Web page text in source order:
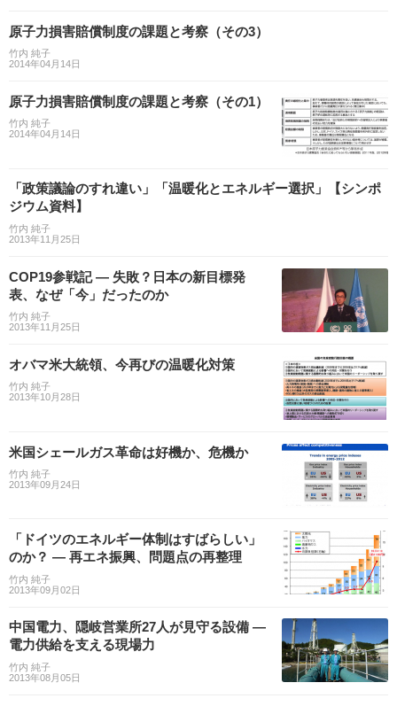
原子力損害賠償制度の課題と考察（その3）
竹内 純子
2014年04月14日
原子力損害賠償制度の課題と考察（その1）
竹内 純子
2014年04月14日
「政策議論のすれ違い」「温暖化とエネルギー選択」【シンポ
ジウム資料】
竹内 純子
2013年11月25日
COP19参戦記 — 失敗？日本の新目標発
表、なぜ「今」だったのか
竹内 純子
2013年11月25日
オバマ米大統領、今再びの温暖化対策
竹内 純子
2013年10月28日
米国シェールガス革命は好機か、危機か
竹内 純子
2013年09月24日
「ドイツのエネルギー体制はすばらしい」
のか？ — 再エネ振興、問題点の再整理
竹内 純子
2013年09月02日
中国電力、隠岐営業所27人が見守る設備 —
電力供給を支える現場力
竹内 純子
2013年08月05日